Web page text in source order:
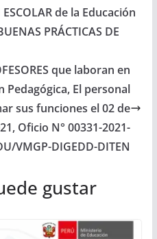
ESCOLAR de la Educación
PRÁCTICAS DE
que laboran en
Pedagógica, El personal
sus funciones el 02 de
Oficio N° 00331-2021-
VMGP-DIGEDD-DITEN
gustar